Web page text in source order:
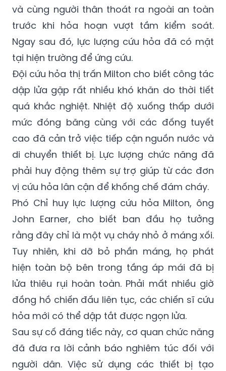
và cùng người thân thoát ra ngoài an toàn
trước khi hỏa hoạn vượt tầm kiểm soát.
Ngay sau đó, lực lượng cứu hỏa đã có mặt
tại hiện trường để ứng cứu.
Đội cứu hỏa thị trấn Milton cho biết công tác
dập lửa gặp rất nhiều khó khăn do thời tiết
quá khắc nghiệt. Nhiệt độ xuống thấp dưới
mức đóng băng cùng với các đống tuyết
cao đã cản trở việc tiếp cận nguồn nước và
di chuyển thiết bị. Lực lượng chức năng đã
phải huy động thêm sự trợ giúp từ các đơn
vị cứu hỏa lân cận để khống chế đám cháy.
Phó Chỉ huy lực lượng cứu hỏa Milton, ông
John Earner, cho biết ban đầu họ tưởng
rằng đây chỉ là một vụ cháy nhỏ ở máng xối.
Tuy nhiên, khi dỡ bỏ phần máng, họ phát
hiện toàn bộ bên trong tầng áp mái đã bị
lửa thiêu rụi hoàn toàn. Phải mất nhiều giờ
đồng hồ chiến đấu liên tục, các chiến sĩ cứu
hỏa mới có thể dập tắt được ngọn lửa.
Sau sự cố đáng tiếc này, cơ quan chức năng
đã đưa ra lời cảnh báo nghiêm túc đối với
người dân. Việc sử dụng các thiết bị tạo